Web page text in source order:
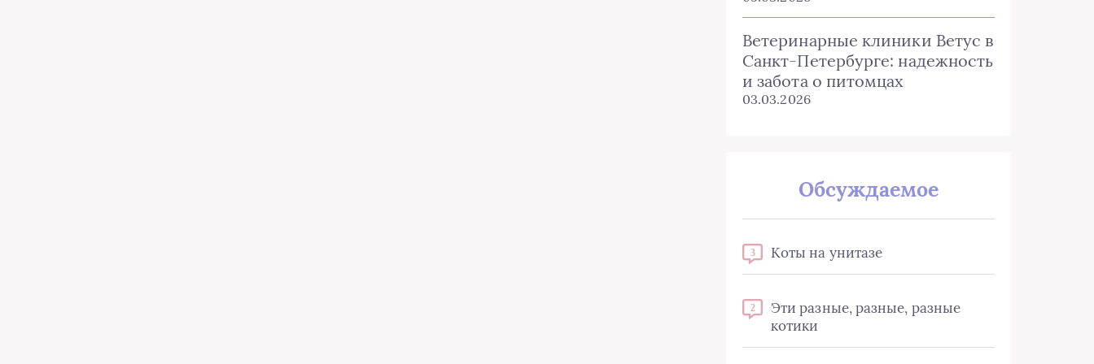
Ветеринарные клиники Ветус в
Санкт-Петербурге: надежность
и забота о питомцах
03.03.2026
Обсуждаемое
3 Коты на унитазе
2
Эти разные, разные, разные
котики